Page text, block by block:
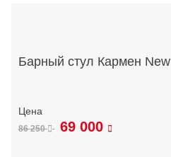
Барный стул Кармен New
86 250 69 000